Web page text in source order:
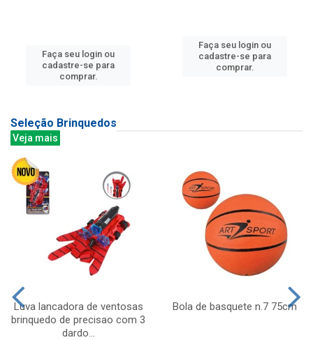
Faça seu login ou
cadastre-se para
comprar.
Faça seu login ou
cadastre-se para
comprar.
Seleção Brinquedos
Veja mais
Luva lancadora de ventosas
brinquedo de precisao com 3
dardo...
Bola de basquete n.7 75cm